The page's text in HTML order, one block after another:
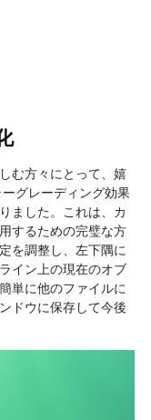
む方々にとって、嬉
グレーディング効果
ました。これは、カ
するための完璧な方
を調整し、左下隅に
イン上の現在のオブ
単に他のファイルに
ドウに保存して今後